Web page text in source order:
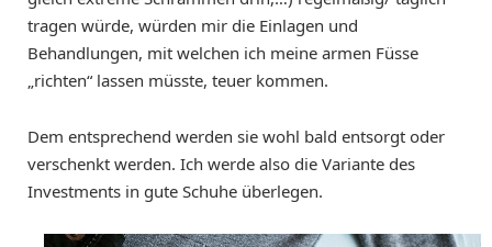
tragen würde, würden mir die Einlagen und
Behandlungen, mit welchen ich meine armen Füsse
„richten“ lassen müsste, teuer kommen.
Dem entsprechend werden sie wohl bald entsorgt oder
verschenkt werden. Ich werde also die Variante des
Investments in gute Schuhe überlegen.